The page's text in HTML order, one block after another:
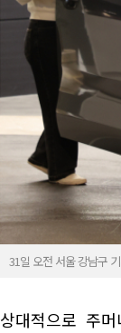
31일 오전 서울 강남구
상대적으로 주